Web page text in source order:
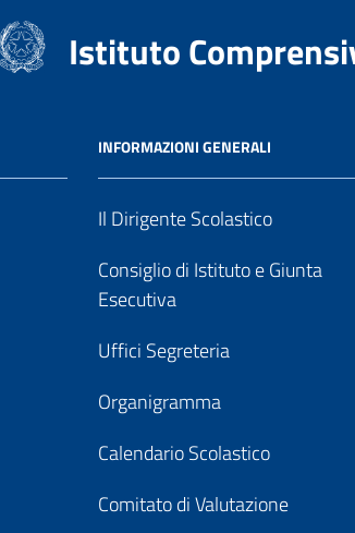
Istituto
INFORMAZIONI GENERALI
Il Dirigente Scolastico
Consiglio di Istituto e Giunta
Esecutiva
Uffici Segreteria
Organigramma
Calendario Scolastico
Comitato di Valutazione